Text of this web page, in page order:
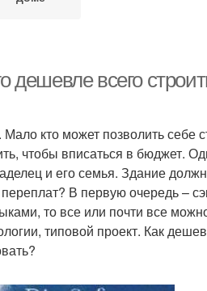
дешевле всего
кто может позволить себе
чтобы вписаться в бюджет.
и его семья. Здание
В первую очередь –
то все или почти все
типовой проект. Как